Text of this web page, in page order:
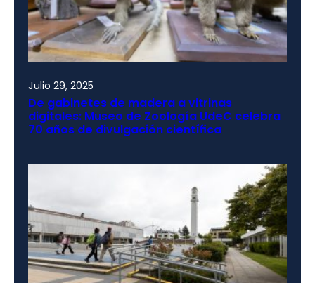
Julio 29, 2025
De gabinetes de madera a vitrinas
digitales: Museo de Zoología UdeC celebra
70 años de divulgación científica